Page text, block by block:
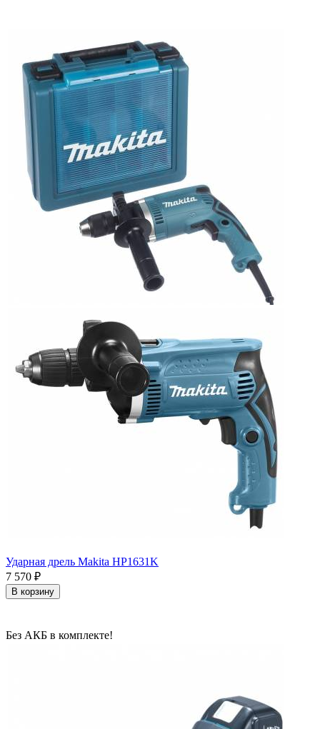
Ударная дрель Makita HP1631K
7 570 ₽
В корзину
Без АКБ в комплекте!